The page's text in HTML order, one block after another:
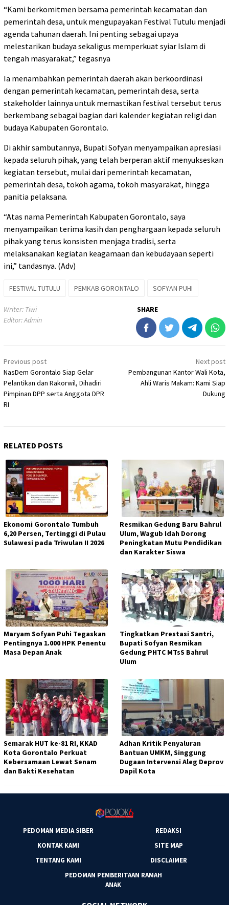
“Kami berkomitmen bersama pemerintah kecamatan dan
pemerintah desa, untuk mengupayakan Festival Tutulu menjadi
agenda tahunan daerah. Ini penting sebagai upaya
melestarikan budaya sekaligus memperkuat syiar Islam di
tengah masyarakat,” tegasnya
Ia menambahkan pemerintah daerah akan berkoordinasi
dengan pemerintah kecamatan, pemerintah desa, serta
stakeholder lainnya untuk memastikan festival tersebut terus
berkembang sebagai bagian dari kalender kegiatan religi dan
budaya Kabupaten Gorontalo.
Di akhir sambutannya, Bupati Sofyan menyampaikan apresiasi
kepada seluruh pihak, yang telah berperan aktif menyukseskan
kegiatan tersebut, mulai dari pemerintah kecamatan,
pemerintah desa, tokoh agama, tokoh masyarakat, hingga
panitia pelaksana.
“Atas nama Pemerintah Kabupaten Gorontalo, saya
menyampaikan terima kasih dan penghargaan kepada seluruh
pihak yang terus konsisten menjaga tradisi, serta
melaksanakan kegiatan keagamaan dan kebudayaan seperti
ini,” tandasnya. (Adv)
FESTIVAL TUTULU PEMKAB GORONTALO SOFYAN PUHI
Writer: Tiwi
Editor: Admin
SHARE
Post
navigation
Previous post
NasDem Gorontalo Siap Gelar
Pelantikan dan Rakorwil, Dihadiri
Pimpinan DPP serta Anggota DPR
RI
Next post
Pembangunan Kantor Wali Kota,
Ahli Waris Makam: Kami Siap
Dukung
RELATED POSTS
Ekonomi Gorontalo Tumbuh
6,20 Persen, Tertinggi di Pulau
Sulawesi pada Triwulan II 2026
Resmikan Gedung Baru Bahrul
Ulum, Wagub Idah Dorong
Peningkatan Mutu Pendidikan
dan Karakter Siswa
Maryam Sofyan Puhi Tegaskan
Pentingnya 1.000 HPK Penentu
Masa Depan Anak
Tingkatkan Prestasi Santri,
Bupati Sofyan Resmikan
Gedung PHTC MTsS Bahrul
Ulum
Semarak HUT ke-81 RI, KKAD
Kota Gorontalo Perkuat
Kebersamaan Lewat Senam
dan Bakti Kesehatan
Adhan Kritik Penyaluran
Bantuan UMKM, Singgung
Dugaan Intervensi Aleg Deprov
Dapil Kota
PEDOMAN MEDIA SIBER
REDAKSI
KONTAK KAMI
SITE MAP
TENTANG KAMI
DISCLAIMER
PEDOMAN PEMBERITAAN RAMAH
ANAK